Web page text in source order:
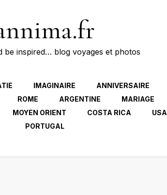
be inspired… blog voyages et photos
IMAGINAIRE ANNIVERSAIRE
ROME ARGENTINE MARIAGE
MOYEN ORIENT COSTA RICA USA
PORTUGAL